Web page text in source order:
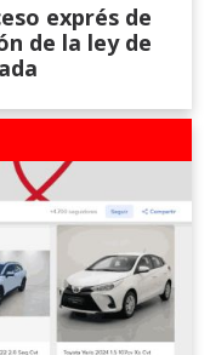
exprés de
de la ley de